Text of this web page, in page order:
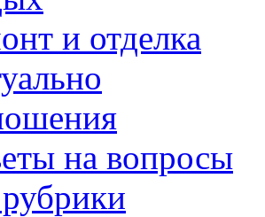
и отделка
на вопросы